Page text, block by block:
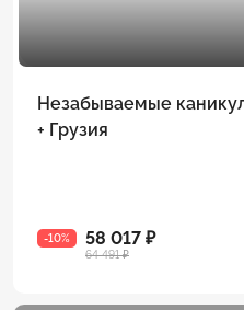
Незабываемые
+ Грузия
-10% 58 017 ₽
64 491 ₽